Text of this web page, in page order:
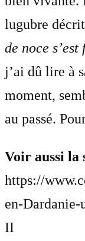
lugubre
de noce
j’ai dû lire à
moment,
au passé.
Voir aussi la
https://
en-
II